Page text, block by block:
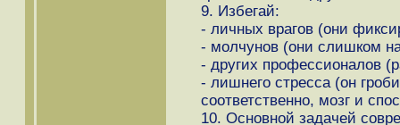
9. Избегай:
- личных врагов (они
- молчунов (они слишком
- других профессионалов
- лишнего стресса (он
соответственно, мозг и
10. Oсновной задачей